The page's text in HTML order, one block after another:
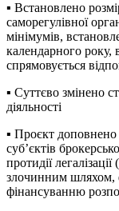
▪️ Встановлено
саморегулівної
мінімумів,
календарного року,
спрямовується
▪️ Суттєво змінено
діяльності
▪️ Проєкт доповнено
суб’єктів
протидії
злочинним шляхом,
фінансуванню